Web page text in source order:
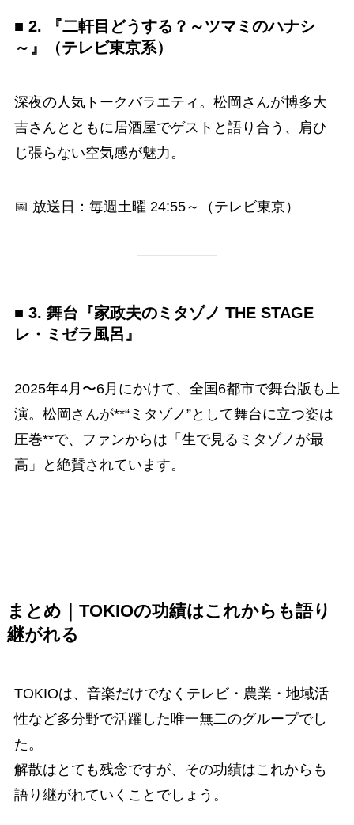
■ 2. 『二軒目どうする？～ツマミのハナシ
～』（テレビ東京系）
深夜の人気トークバラエティ。松岡さんが博多大
吉さんとともに居酒屋でゲストと語り合う、肩ひ
じ張らない空気感が魅力。
📅 放送日：毎週土曜 24:55～（テレビ東京）
■ 3. 舞台『家政夫のミタゾノ THE STAGE
レ・ミゼラ風呂』
2025年4月〜6月にかけて、全国6都市で舞台版も上
演。松岡さんが**“ミタゾノ”として舞台に立つ姿は
圧巻**で、ファンからは「生で見るミタゾノが最
高」と絶賛されています。
まとめ｜TOKIOの功績はこれからも語り
継がれる
TOKIOは、音楽だけでなくテレビ・農業・地域活
性など多分野で活躍した唯一無二のグループでし
た。
解散はとても残念ですが、その功績はこれからも
語り継がれていくことでしょう。